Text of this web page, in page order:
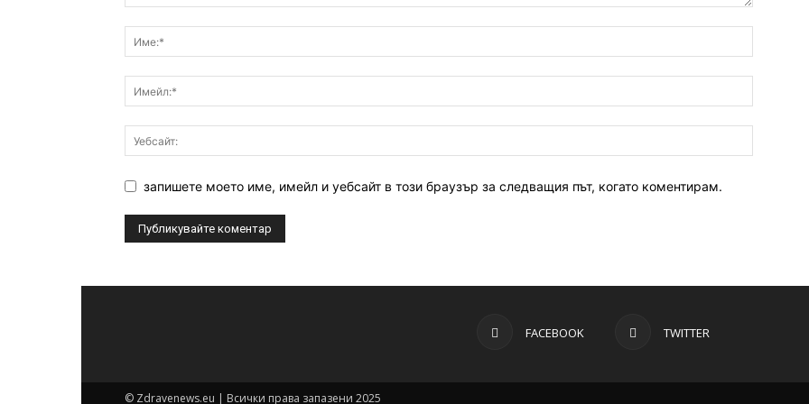
запишете моето име, имейл и уебсайт в този браузър за следващия път, когато коментирам.
FACEBOOK TWITTER
© Zdravenews.eu | Всички права запазени 2025